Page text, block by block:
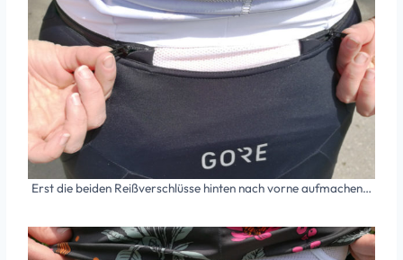
Erst die beiden Reißverschlüsse hinten nach vorne aufmachen…